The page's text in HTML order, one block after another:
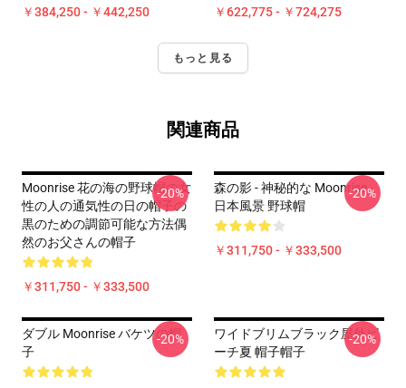
￥384,250 - ￥442,250 ￥622,775 - ￥724,275
もっと見る
関連商品
Moonrise 花の海の野球帽の女
性の人の通気性の日の帽子の
黒のための調節可能な方法偶
然のお父さんの帽子
￥311,750 - ￥333,500
-20%
森の影 - 神秘的な Moonrise -
日本風景 野球帽
￥311,750 - ￥333,500
-20%
ダブル Moonrise バケツの帽
子
-20%
ワイドブリムブラック屋外ビ
ーチ夏 帽子帽子
-20%